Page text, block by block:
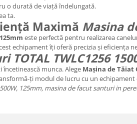
o durată de viață îndelungată.
ta.
Maximă Masina
este perfectă pentru realizarea
echipament îți oferă precizia și eficiența
TWLC1256
munca. Alege Mașina de Tăiat
ți modul de lucru cu un
125mm, masina de facut santuri in